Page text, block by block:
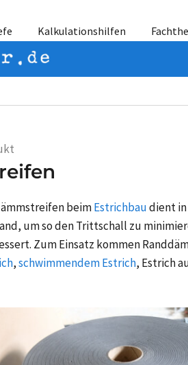
Kalkulationshilfen
beimEstrichbaudient
um so den Trittschall zu
Zum Einsatz kommen
,schwimmendem Estrich, Estrich